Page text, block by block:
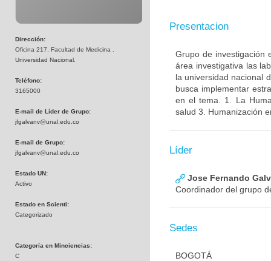
Dirección:
Oficina 217. Facultad de Medicina .
Universidad Nacional.
Teléfono:
3165000
E-mail de Líder de Grupo:
jfgalvanv@unal.edu.co
E-mail de Grupo:
jfgalvanv@unal.edu.co
Estado UN:
Activo
Estado en Scienti:
Categorizado
Categoría en Minciencias:
C
Presentacion
Grupo de investigación
área investigativa las
la universidad nacional
busca implementar
en el tema. 1. La
salud 3. Humanización
Líder
Jose Fernando
Coordinador del grupo
Sedes
BOGOTÁ